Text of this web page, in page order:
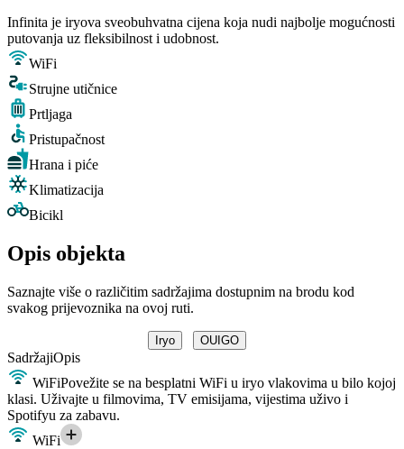
Infinita je iryova sveobuhvatna cijena koja nudi najbolje mogućnosti
putovanja uz fleksibilnost i udobnost.
WiFi
Strujne utičnice
Prtljaga
Pristupačnost
Hrana i piće
Klimatizacija
Bicikl
Opis objekta
Saznajte više o različitim sadržajima dostupnim na brodu kod
svakog prijevoznika na ovoj ruti.
Iryo OUIGO
SadržajiOpis
WiFiPovežite se na besplatni WiFi u iryo vlakovima u bilo kojoj
klasi. Uživajte u filmovima, TV emisijama, vijestima uživo i
Spotifyu za zabavu.
WiFi